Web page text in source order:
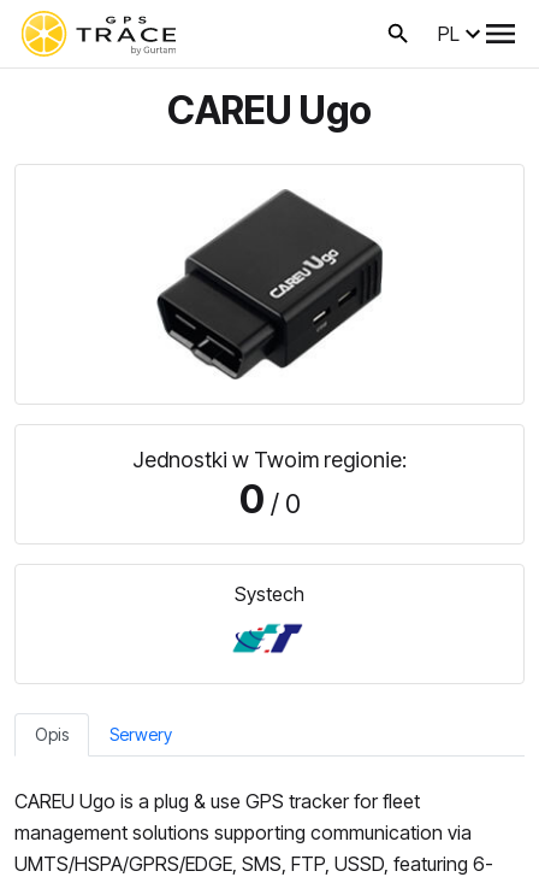
PL
CAREU Ugo
Jednostki w Twoim regionie:
0 / 0
Systech
Opis Serwery
CAREU Ugo is a plug & use GPS trackerfor fleet
management solutions supporting communication via
UMTS/HSPA/GPRS/EDGE, SMS, FTP, USSD, featuring 6-